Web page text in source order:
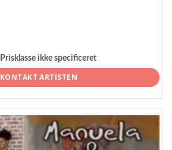
Prisklasse ikke specificeret
KONTAKT ARTISTEN